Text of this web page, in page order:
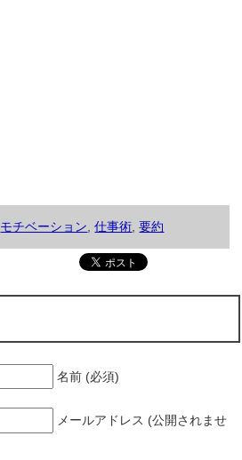
モチベーション,仕事術,要約
名前 (必須)
メールアドレス (公開されませ